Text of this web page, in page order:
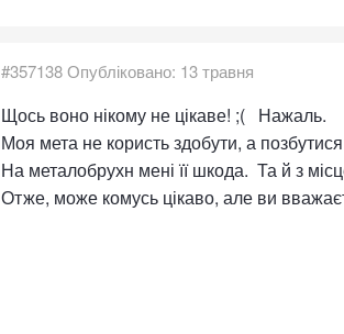
#357138Опубліковано: 13 травня
Щось воно нікому не цікаве! ;( Нажаль.
Моя мета не користь здобути, а позбутися
На металобрухн мені її шкода. Та й з
Отже, може комусь цікаво, але ви